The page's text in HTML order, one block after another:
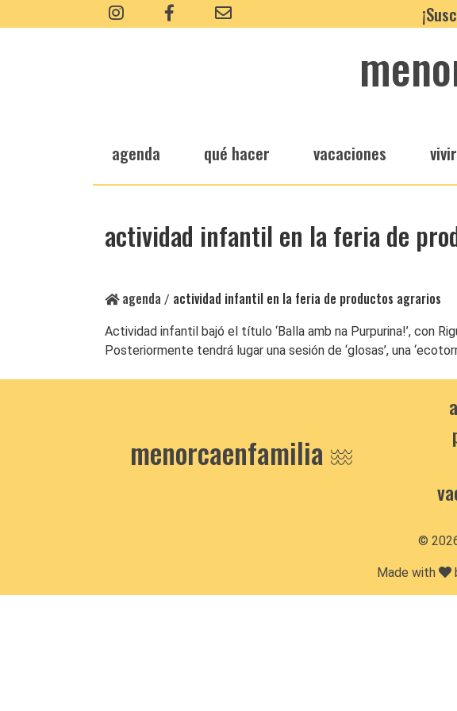
agenda qué hacer vacaciones vivir
actividad infantil en la feria de
agenda / actividad infantil en la feria de productos agrarios
Actividad infantil bajó el título ‘Balla amb na Purpurina!’, con
Posteriormente tendrá lugar una sesión de ‘glosas’, una
menorcaenfamilia
©
Made with